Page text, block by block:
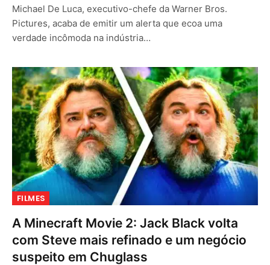
Michael De Luca, executivo-chefe da Warner Bros.
Pictures, acaba de emitir um alerta que ecoa uma
verdade incômoda na indústria…
FILMES
A Minecraft Movie 2: Jack Black volta
com Steve mais refinado e um negócio
suspeito em Chuglass